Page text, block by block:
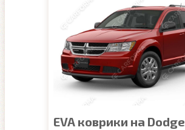
EVA коврики на Dodge